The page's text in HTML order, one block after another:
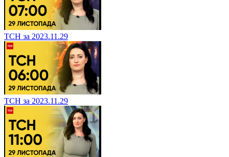
ТСН за 2023.11.29
ТСН за 2023.11.29